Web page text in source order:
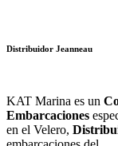
Distribuidor Jeanneau
KAT Marina es un
Embarcaciones
en el Velero,